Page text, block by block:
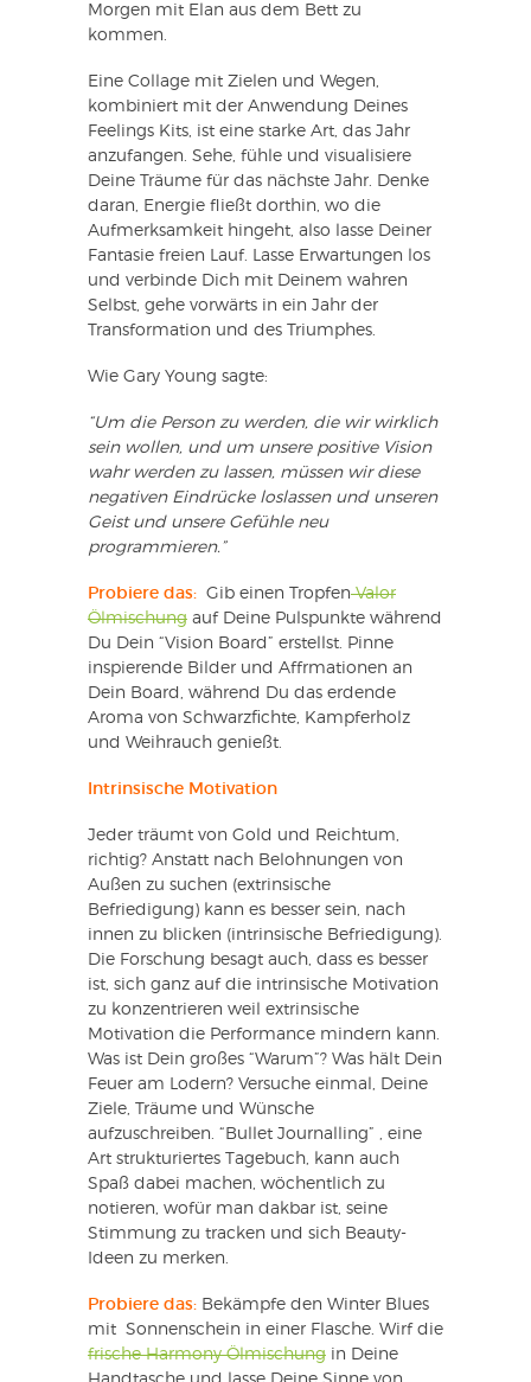
Morgen mit Elan aus dem Bett zu
kommen.
Eine Collage mit Zielen und Wegen,
kombiniert mit der Anwendung Deines
Feelings Kits, ist eine starke Art, das Jahr
anzufangen. Sehe, fühle und visualisiere
Deine Träume für das nächste Jahr. Denke
daran, Energie fließt dorthin, wo die
Aufmerksamkeit hingeht, also lasse Deiner
Fantasie freien Lauf. Lasse Erwartungen los
und verbinde Dich mit Deinem wahren
Selbst, gehe vorwärts in ein Jahr der
Transformation und des Triumphes.
Wie Gary Young sagte:
“Um die Person zu werden, die wir wirklich
sein wollen, und um unsere positive Vision
wahr werden zu lassen, müssen wir diese
negativen Eindrücke loslassen und unseren
Geist und unsere Gefühle neu
programmieren.”
Probiere das: Gib einen TropfenValor
Ölmischung auf Deine Pulspunkte während
Du Dein “Vision Board” erstellst. Pinne
inspierende Bilder und Affrmationen an
Dein Board, während Du das erdende
Aroma von Schwarzfichte, Kampferholz
und Weihrauch genießt.
Intrinsische Motivation
Jeder träumt von Gold und Reichtum,
richtig? Anstatt nach Belohnungen von
Außen zu suchen (extrinsische
Befriedigung) kann es besser sein, nach
innen zu blicken (intrinsische Befriedigung).
Die Forschung besagt auch, dass es besser
ist, sich ganz auf die intrinsische Motivation
zu konzentrieren weil extrinsische
Motivation die Performance mindern kann.
Was ist Dein großes “Warum”? Was hält Dein
Feuer am Lodern? Versuche einmal, Deine
Ziele, Träume und Wünsche
aufzuschreiben. “Bullet Journalling” , eine
Art strukturiertes Tagebuch, kann auch
Spaß dabei machen, wöchentlich zu
notieren, wofür man dakbar ist, seine
Stimmung zu tracken und sich Beauty-
Ideen zu merken.
Probiere das: Bekämpfe den Winter Blues
mit Sonnenschein in einer Flasche. Wirf die
frische Harmony Ölmischung in Deine